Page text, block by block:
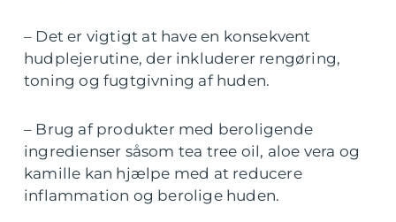
– Det er vigtigt at have en konsekvent
hudplejerutine, der inkluderer rengøring,
toning og fugtgivning af huden.
– Brug af produkter med beroligende
ingredienser såsom tea tree oil, aloe vera og
kamille kan hjælpe med at reducere
inflammation og berolige huden.